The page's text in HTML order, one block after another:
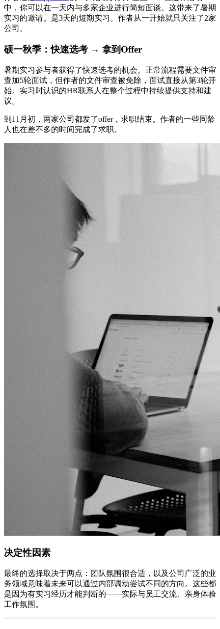
中，你可以在一天内与多家企业进行简短面谈。这带来了暑期
实习的邀请。是3天的短期实习。作者从一开始就只关注了2家
公司。
硕一秋季：快速选考 → 拿到Offer
暑期实习参与者获得了快速选考的机会。正常流程需要文件审
查加5轮面试，但作者的文件审查被免除，面试直接从第3轮开
始。实习时认识的HR联系人在整个过程中持续提供支持和建
议。
到11月初，两家公司都发了offer，求职结束。作者的一些同龄
人也在差不多的时间完成了求职。
决定性因素
最终的选择取决于两点：团队氛围很合适，以及公司广泛的业
务领域意味着未来可以通过内部调动尝试不同的方向。这些都
是因为有实习经历才能判断的——实际与员工交流、亲身体验
工作氛围。